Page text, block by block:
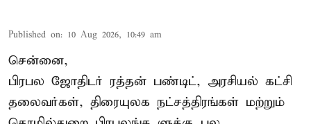
Published on: 10 Aug 2026, 10:49 am
சென்னை,
பிரபல ஜோதிடர் ரத்தன் பண்டிட், அரசியல் கட்சி
தலைவர்கள், திரையுலக நட்சத்திரங்கள் மற்றும்